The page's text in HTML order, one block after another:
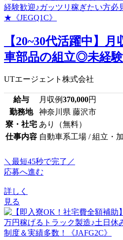
【20~30代活躍中】
車部品の組立◎未経
UTエージェント株式会社
給与 月収例370,000円
勤務地
神奈川県 藤沢市
寮・社宅 あり（無料）
仕事内容 自動車系工場 / 組立・
＼最短45秒で完了／
応募へ進む
詳しく
見る